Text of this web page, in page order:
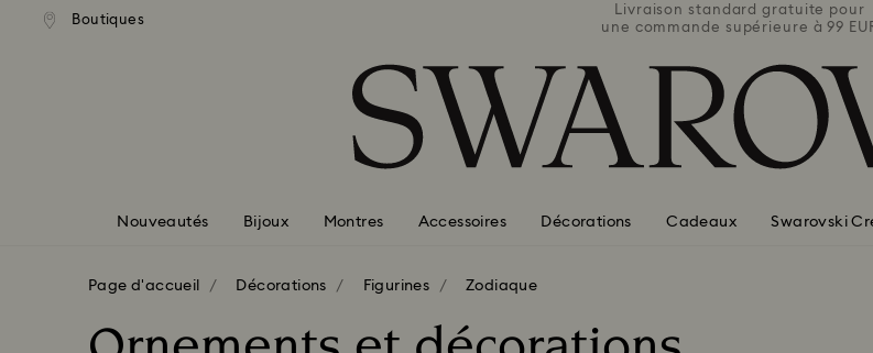
Accesskeys list
Boutiques
standard gratuite pour
supérieure à 99 EUR
Livraison standard gratuite pour
une commande supérieure à 99
Nouveautés Bijoux Montres Accessoires Décorations Cadeaux Swarovski
Page d'accueil Décorations Figurines Zodiaque